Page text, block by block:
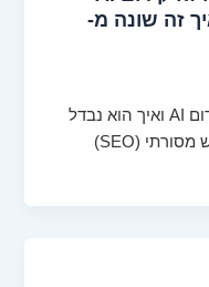
זה שונה מ-
השורה התחתונה: מה זה בעצם קידום AI ואיך הוא נבדל
מ-SEO מסורתי? קידום מנועי חיפוש מסורתי (SEO)